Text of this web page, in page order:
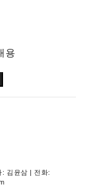
용
김윤삼 | 전화: